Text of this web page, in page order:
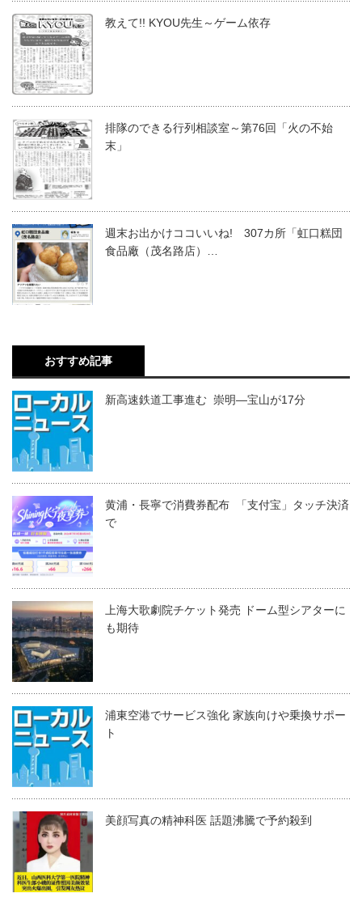
教えて!! KYOU先生～ゲーム依存
排隊のできる行列相談室～第76回「火の不始
末」
週末お出かけココいいね! 307カ所「虹口糕団
食品廠（茂名路店）…
おすすめ記事
新高速鉄道工事進む 崇明―宝山が17分
黄浦・長寧で消費券配布 「支付宝」タッチ決済
で
上海大歌劇院チケット発売 ドーム型シアターに
も期待
浦東空港でサービス強化 家族向けや乗換サポー
ト
美顔写真の精神科医 話題沸騰で予約殺到